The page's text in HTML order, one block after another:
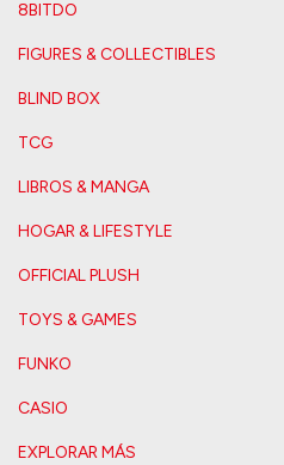
8BITDO
FIGURES & COLLECTIBLES
BLIND BOX
TCG
LIBROS & MANGA
HOGAR & LIFESTYLE
OFFICIAL PLUSH
TOYS & GAMES
FUNKO
CASIO
EXPLORAR MÁS